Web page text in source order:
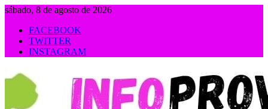
Saltar
contenido
sábado, 8 de agosto de 2026
FACEBOOK
TWITTER
INSTAGRAM